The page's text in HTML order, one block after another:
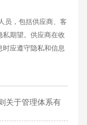
，包括供应商、客
私期望。供应商在收
时应遵守隐私和信息
关于管理体系有